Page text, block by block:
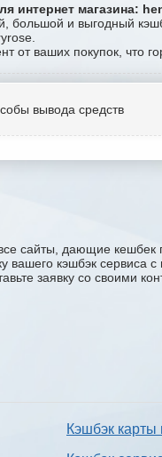
интернет магазина:
большой и выгодный
от ваших покупок, что
вывода средств
сайты, дающие кешбек
вашего кэшбэк
заявку со своими
Кэшбэк